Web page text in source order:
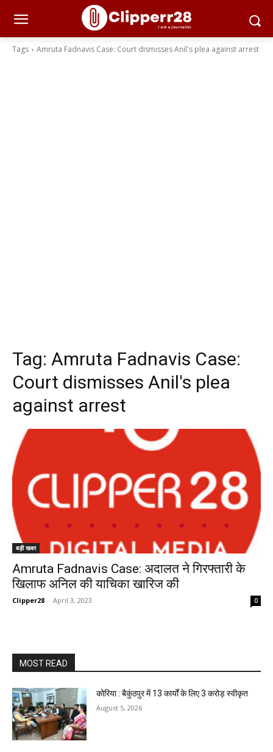
Tags Amruta Fadnavis Case: Court dismisses Anil's plea against arrest
Tag: Amruta Fadnavis Case:
Court dismisses Anil's plea
against arrest
बड़ी खबर
Amruta Fadnavis Case: अदालत ने गिरफ्तारी के
खिलाफ अनिल की याचिका खारिज की
Clipper28 - April 3, 2023 0
MOST READ
कोरिया : बैकुंठपुर में 13 कार्यों के लिए 3 करोड़ स्वीकृत
August 5, 2026